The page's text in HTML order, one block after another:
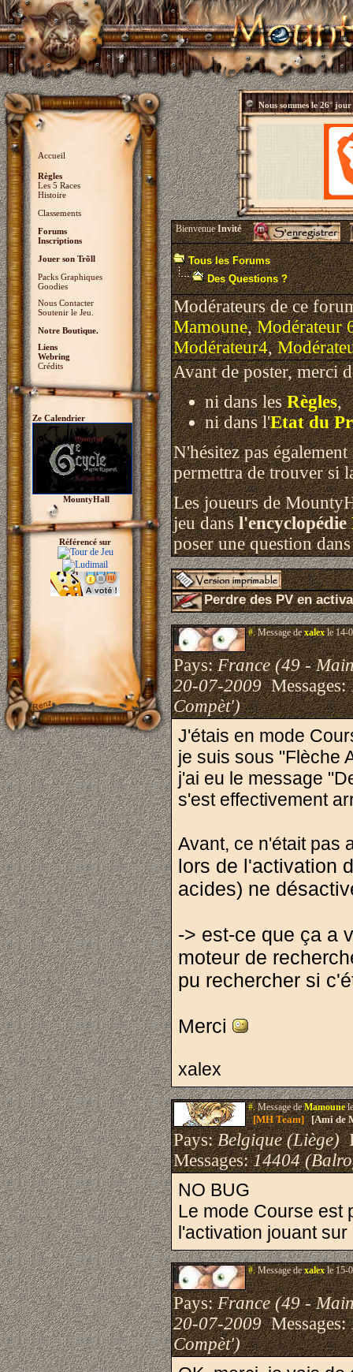
Accueil
Règles
Les 5 Races
Histoire
Classements
Forums
Inscriptions
Jouer son Trõll
Packs Graphiques
Goodies
Nous Contacter
Soutenir le Jeu.
Notre Boutique.
Liens
Webring
Crédits
Ze Calendrier
MountyHall
Référencé sur
Nous sommes le26° jour
BienvenueInvité
Tous les Forums
Des Questions ?
Modérateurs de ce
Mamoune,Modérateur
Modérateur4,
Avant de poster, merci
ni dans lesRègles,
ni dans l'Etat du
N'hésitez pas
permettra de trouver si
Les joueurs de
jeu dansl'encyclopédie
poser une question
Perdre des PV en
#.Message dexalexle 14-
Pays:France (49 -
20-07-2009Messages:
Compèt')
J'étais en mode
je suis sous "Flèche
j'ai eu le message
s'est effectivement
Avant, ce n'était pas
lors de l'activation
acides) ne
-> est-ce que ça a
moteur de
pu rechercher si
Merci
xalex
#.Message deMamoune
[MH Team][Ami de
Pays:Belgique (Liège)
Messages:14404
NO BUG
Le mode Course est
l'activation jouant
#.Message dexalexle 15-
Pays:France (49 -
20-07-2009Messages:
Compèt')